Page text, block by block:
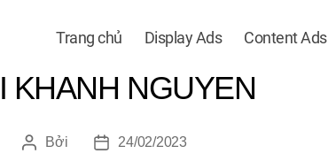
Trang chủ Display Ads Content Ads
KHANH NGUYEN
TácBởi
Ngày24/02/2023